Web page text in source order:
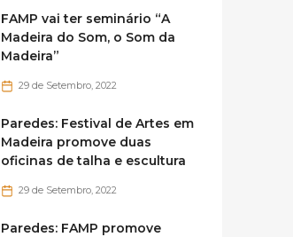
FAMP vai ter seminário “A
Madeira do Som, o Som da
Madeira”
29 de Setembro, 2022
Paredes: Festival de Artes em
Madeira promove duas
oficinas de talha e escultura
29 de Setembro, 2022
Paredes: FAMP promove